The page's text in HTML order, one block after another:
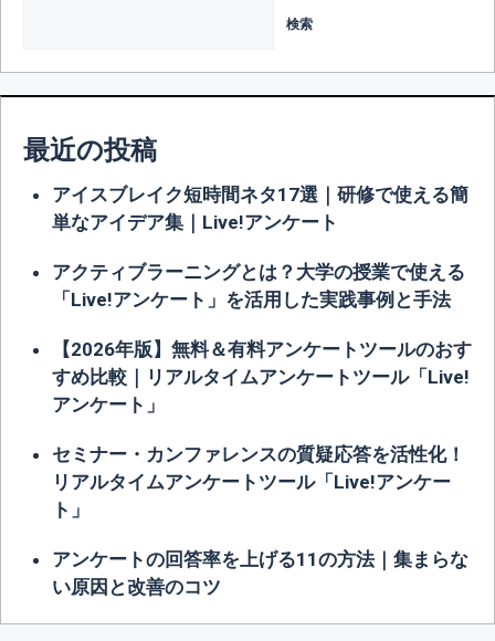
検索
最近の投稿
アイスブレイク短時間ネタ17選｜研修で使える簡
単なアイデア集｜Live!アンケート
アクティブラーニングとは？大学の授業で使える
「Live!アンケート」を活用した実践事例と手法
【2026年版】無料＆有料アンケートツールのおす
すめ比較｜リアルタイムアンケートツール「Live!
アンケート」
セミナー・カンファレンスの質疑応答を活性化！
リアルタイムアンケートツール「Live!アンケー
ト」
アンケートの回答率を上げる11の方法｜集まらな
い原因と改善のコツ